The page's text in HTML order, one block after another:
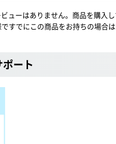
ューはありません。商品を購入
すでにこの商品をお持ちの場合は
ート